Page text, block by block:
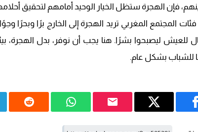
فإن الهجرة ستظل الخيار الوحيد أمامهم لتحقيق
المجتمع المغربي تريد الهجرة إلى الخارج برًا وبحرًا
للعيش ليصبحوا بشرًا. هنا يجب أن نوفر، بدل
للشباب بشكل عام.